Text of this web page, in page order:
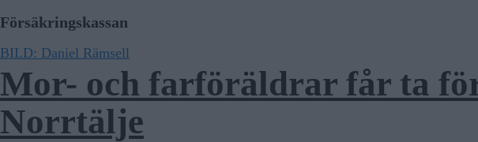
Försäkringskassan
BILD: Daniel Rämsell
Mor- och farföräldrar får ta
Norrtälje